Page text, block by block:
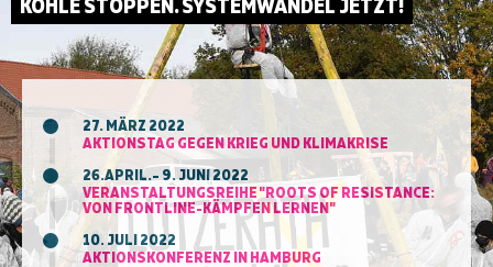
27. MÄRZ 2022
AKTIONSTAG GEGEN KRIEG UND KLIMAKRISE
26.APRIL.– 9. JUNI 2022
VERANSTALTUNGSREIHE "ROOTS OF RESISTANCE:
VON FRONTLINE-KÄMPFEN LERNEN"
10. JULI 2022
AKTIONSKONFERENZ IN HAMBURG